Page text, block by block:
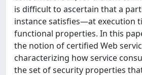
is difficult to ascertain that a
instance satisfies—at execution
functional properties. In this
the notion of certified Web
characterizing how service
the set of security properties